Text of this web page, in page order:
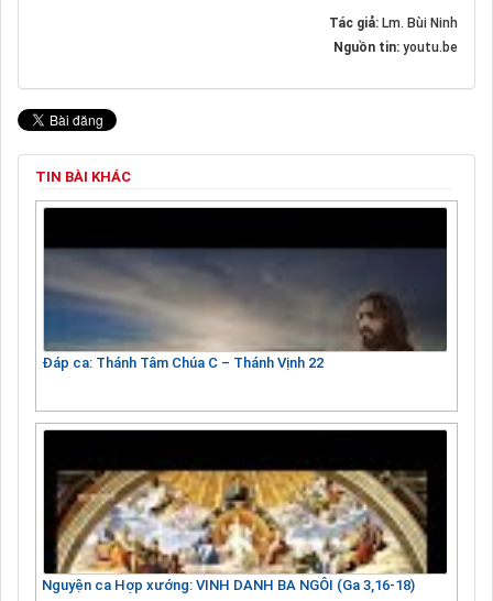
Tác giả: Lm. Bùi Ninh
Nguồn tin: youtu.be
TIN BÀI KHÁC
Đáp ca: Thánh Tâm Chúa C – Thánh Vịnh 22
Nguyện ca Hợp xướng: VINH DANH BA NGÔI (Ga 3,16-18)